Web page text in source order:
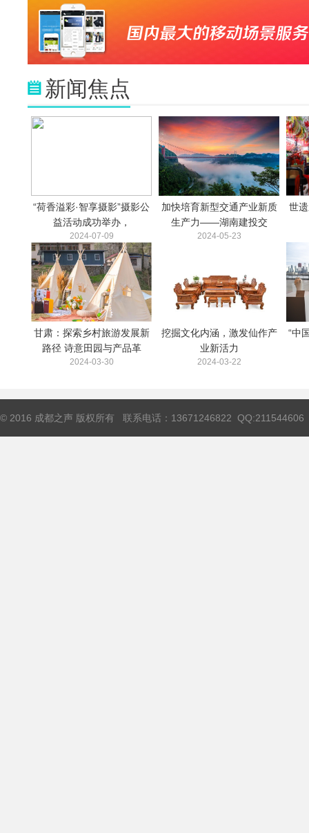
新闻焦点
“荷香溢彩·智享摄影”摄影公
益活动成功举办，
2024-07-09
加快培育新型交通产业新质
生产力——湖南建投交
2024-05-23
世
甘肃：探索乡村旅游发展新
路径 诗意田园与产品革
2024-03-30
挖掘文化内涵，激发仙作产
业新活力
2024-03-22
“中
© 2016 成都之声 版权所有 联系电话：13671246822